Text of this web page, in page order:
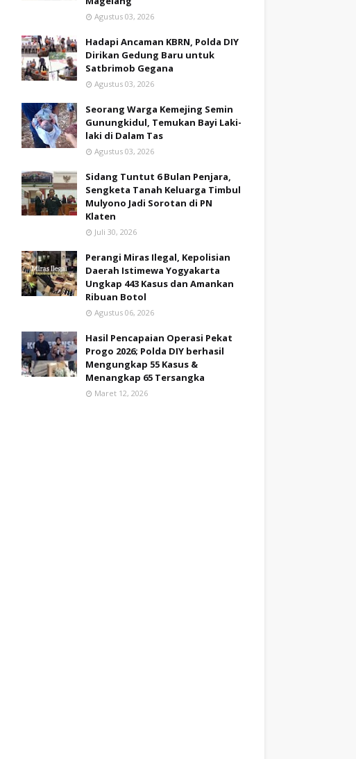
Agustus 03, 2026
Hadapi Ancaman KBRN, Polda DIY
Dirikan Gedung Baru untuk
Satbrimob Gegana
Agustus 03, 2026
Seorang Warga Kemejing Semin
Gunungkidul, Temukan Bayi Laki-
laki di Dalam Tas
Agustus 03, 2026
Sidang Tuntut 6 Bulan Penjara,
Sengketa Tanah Keluarga Timbul
Mulyono Jadi Sorotan di PN
Klaten
Juli 30, 2026
Perangi Miras Ilegal, Kepolisian
Daerah Istimewa Yogyakarta
Ungkap 443 Kasus dan Amankan
Ribuan Botol
Agustus 06, 2026
Hasil Pencapaian Operasi Pekat
Progo 2026; Polda DIY berhasil
Mengungkap 55 Kasus &
Menangkap 65 Tersangka
Maret 12, 2026